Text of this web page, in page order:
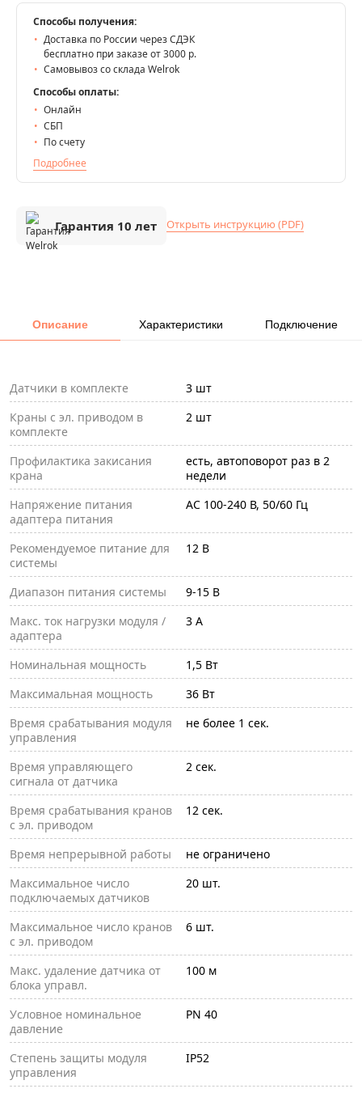
Способы получения:
Доставка по России через СДЭК
бесплатно при заказе от 3000 р.
Самовывоз со склада Welrok
Способы оплаты:
Онлайн
СБП
По счету
Подробнее
Гарантия 10 лет Открыть инструкцию (PDF)
Описание Характеристики Подключение
Датчики в комплекте
3 шт
Краны с эл. приводом в
комплекте
2 шт
Профилактика закисания
крана
есть, автоповорот раз в 2
недели
Напряжение питания
адаптера питания
АС 100-240 В, 50/60 Гц
Рекомендуемое питание для
системы
12 В
Диапазон питания системы
9-15 В
Макс. ток нагрузки модуля /
адаптера
3 А
Номинальная мощность
1,5 Вт
Максимальная мощность
36 Вт
Время срабатывания модуля
управления
не более 1 сек.
Время управляющего
сигнала от датчика
2 сек.
Время срабатывания кранов
с эл. приводом
12 сек.
Время непрерывной работы
не ограничено
Максимальное число
подключаемых датчиков
20 шт.
Максимальное число кранов
с эл. приводом
6 шт.
Макс. удаление датчика от
блока управл.
100 м
Условное номинальное
давление
PN 40
Степень защиты модуля
управления
IP52